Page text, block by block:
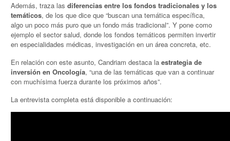
Además, traza lasdiferencias entre los fondos tradicionales y los
temáticos, de los que dice que “buscan una temática específica,
algo un poco más puro que un fondo más tradicional”. Y pone como
ejemplo el sector salud, donde los fondos temáticos permiten invertir
en especialidades médicas, investigación en un área concreta, etc.
En relación con este asunto, Candriam destaca laestrategia de
inversión en Oncología, “una de las temáticas que van a continuar
con muchísima fuerza durante los próximos años”.
La entrevista completa está disponible a continuación: